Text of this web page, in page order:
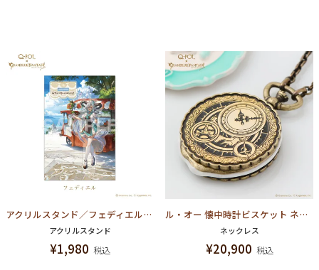
アクリルスタンド／フェディエル【グランブルーファンタジー コラボ】
アクリルスタンド
¥1,980 税込
ル・オー 懐中時計ビスケット ネックレス【グランブルーファンタジー コラボ】
ネックレス
¥20,900 税込